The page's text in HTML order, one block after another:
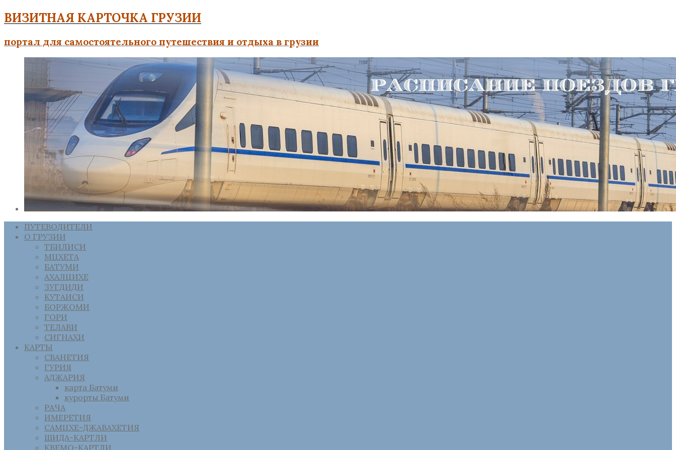
ВИЗИТНАЯ КАРТОЧКА ГРУЗИИ
портал для самостоятельного путешествия и отдыха в грузии
ПУТЕВОДИТЕЛИ
О ГРУЗИИ
ТБИЛИСИ
МЦХЕТА
БАТУМИ
АХАЛЦИХЕ
ЗУГДИДИ
КУТАИСИ
БОРЖОМИ
ГОРИ
ТЕЛАВИ
СИГНАХИ
КАРТЫ
СВАНЕТИЯ
ГУРИЯ
АДЖАРИЯ
карта Батуми
курорты Батуми
РАЧА
ИМЕРЕТИЯ
САМЦХЕ-ДЖАВАХЕТИЯ
ШИДА-КАРТЛИ
КВЕМО-КАРТЛИ